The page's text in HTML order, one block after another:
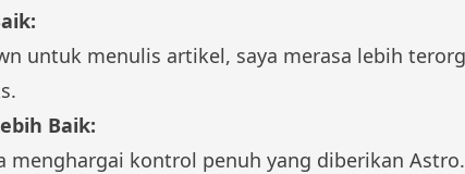
untuk menulis artikel, saya merasa lebih
Baik:
menghargai kontrol penuh yang diberikan